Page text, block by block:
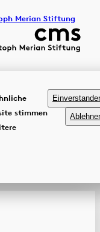
Merian Stiftung
stimmen